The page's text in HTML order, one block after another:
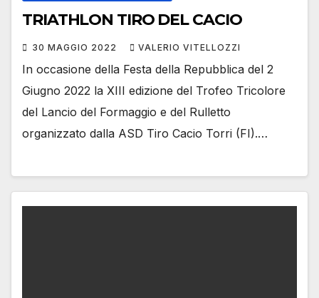
TRIATHLON TIRO DEL CACIO
30 MAGGIO 2022 VALERIO VITELLOZZI
In occasione della Festa della Repubblica del 2
Giugno 2022 la XIII edizione del Trofeo Tricolore
del Lancio del Formaggio e del Rulletto
organizzato dalla ASD Tiro Cacio Torri (FI).…